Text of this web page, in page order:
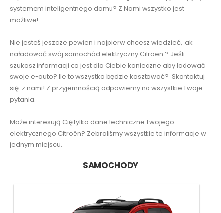
systemem inteligentnego domu? Z Nami wszystko jest
możliwe!
Nie jesteś jeszcze pewien i najpierw chcesz wiedzieć, jak
naładować swój samochód elektryczny Citroën ? Jeśli
szukasz informacji co jest dla Ciebie konieczne aby ładować
swoje e-auto? Ile to wszystko będzie kosztować? Skontaktuj
się z nami! Z przyjemnością odpowiemy na wszystkie Twoje
pytania.
Może interesują Cię tylko dane techniczne Twojego
elektrycznego Citroën? Zebraliśmy wszystkie te informacje w
jednym miejscu.
SAMOCHODY